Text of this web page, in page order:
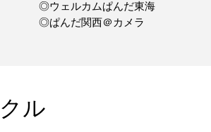
◎ウェルカムぱんだ東海
◎ぱんだ関西＠カメラ
ル